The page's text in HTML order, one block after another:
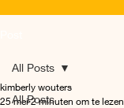
All Posts
All Posts
kimberly wouters
25 mei 2 minuten om te lezen